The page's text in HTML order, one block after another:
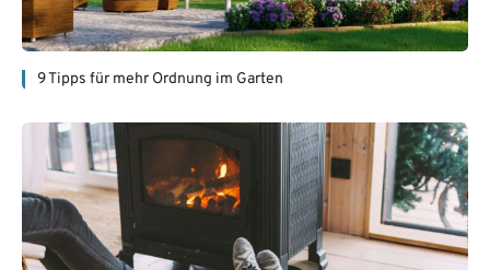
9 Tipps für mehr Ordnung im Garten